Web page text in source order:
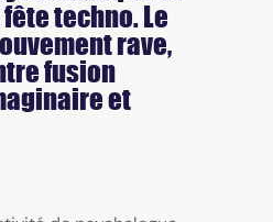
techno. Le
rave,
fusion
et